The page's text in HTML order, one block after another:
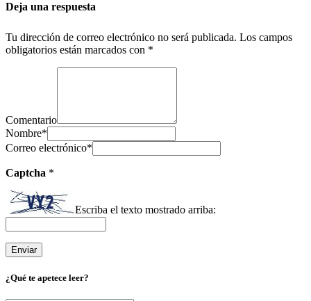
Deja una respuesta
Tu dirección de correo electrónico no será publicada. Los campos
obligatorios están marcados con *
Comentario
Nombre*
Correo electrónico*
Captcha *
Escriba el texto mostrado arriba:
¿Qué te apetece leer?